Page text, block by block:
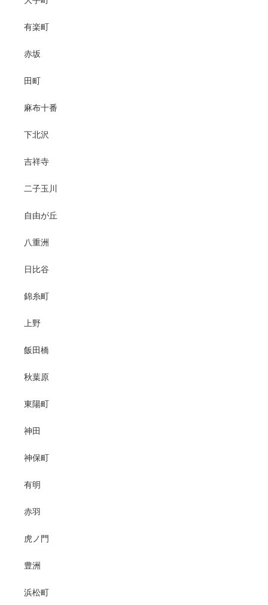
有楽町
赤坂
田町
麻布十番
下北沢
吉祥寺
二子玉川
自由が丘
八重洲
日比谷
錦糸町
上野
飯田橋
秋葉原
東陽町
神田
神保町
有明
赤羽
虎ノ門
豊洲
浜松町